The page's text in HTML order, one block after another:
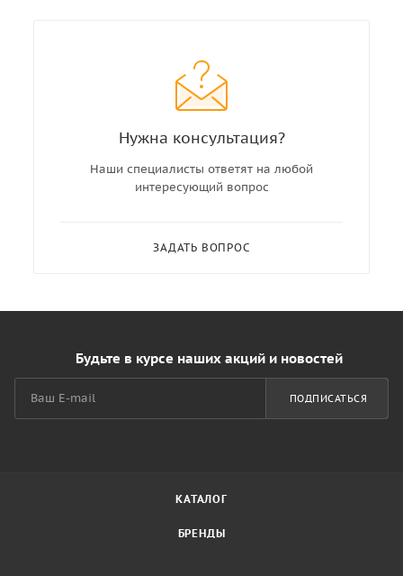
Нужна консультация?
Наши специалисты ответят на любой
интересующий вопрос
ЗАДАТЬ ВОПРОС
Будьте в курсе наших акций и новостей
ПОДПИСАТЬСЯ
КАТАЛОГ
БРЕНДЫ